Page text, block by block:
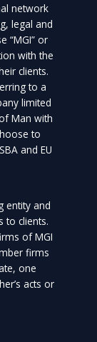
network
legal and
“MGI” or
with the
clients.
to a
limited
Man with
to
and EU
entity and
to clients.
of MGI
firms
one
acts or